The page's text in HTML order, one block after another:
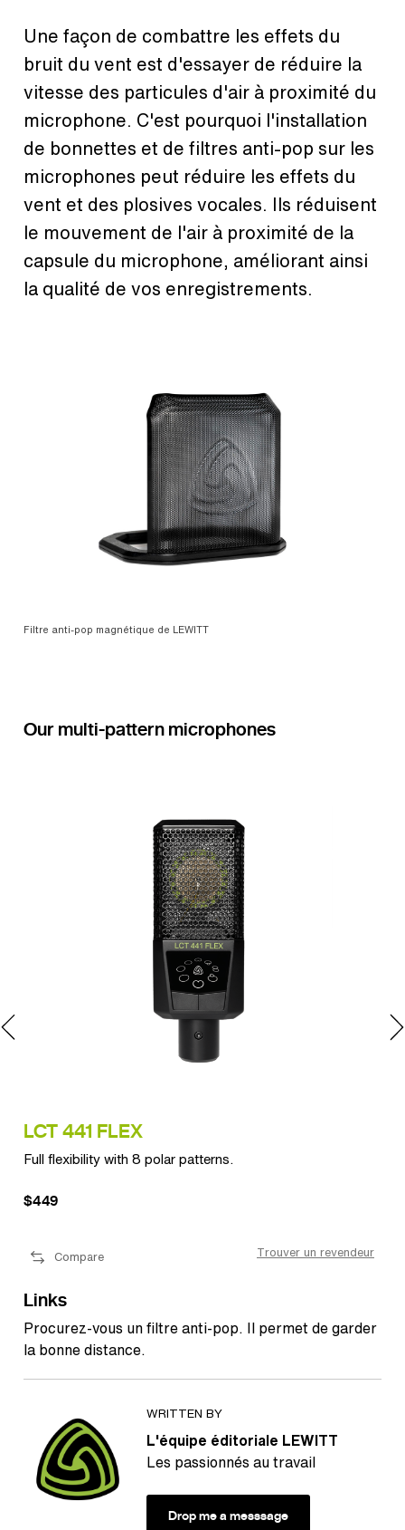
Une façon de combattre les effets du
bruit du vent est d'essayer de réduire la
vitesse des particules d'air à proximité du
microphone. C'est pourquoi l'installation
de bonnettes et de filtres anti-pop sur les
microphones peut réduire les effets du
vent et des plosives vocales. Ils réduisent
le mouvement de l'air à proximité de la
capsule du microphone, améliorant ainsi
la qualité de vos enregistrements.
Filtre anti-pop magnétique de LEWITT
Our multi-pattern microphones
LCT 441 FLEX
Full flexibility with 8 polar patterns.
$449
Compare Trouver un revendeur
Links
Procurez-vous un filtre anti-pop. Il permet de garder
la bonne distance.
WRITTEN BY
L'équipe éditoriale LEWITT
Les passionnés au travail
Drop me a messsage